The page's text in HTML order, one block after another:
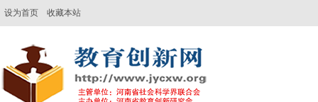
设为首页 收藏本站